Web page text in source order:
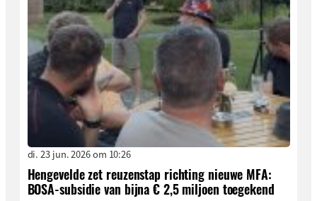
di. 23 jun. 2026 om 10:26
Hengevelde zet reuzenstap richting nieuwe MFA:
BOSA-subsidie van bijna € 2,5 miljoen toegekend